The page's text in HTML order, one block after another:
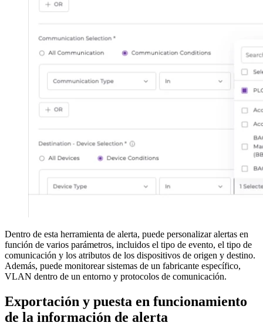
Dentro de esta herramienta de alerta, puede personalizar alertas en
función de varios parámetros, incluidos el tipo de evento, el tipo de
comunicación y los atributos de los dispositivos de origen y destino.
Además, puede monitorear sistemas de un fabricante específico,
VLAN dentro de un entorno y protocolos de comunicación.
Exportación y puesta en funcionamiento
de la información de alerta